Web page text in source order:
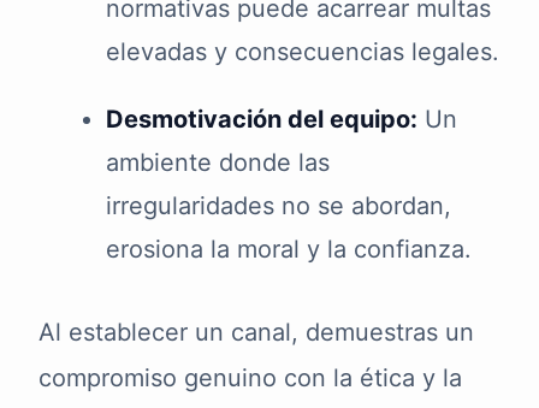
normativas puede acarrear multas
elevadas y consecuencias legales.
Desmotivación del equipo: Un
ambiente donde las
irregularidades no se abordan,
erosiona la moral y la confianza.
Al establecer un canal, demuestras un
compromiso genuino con la ética y la